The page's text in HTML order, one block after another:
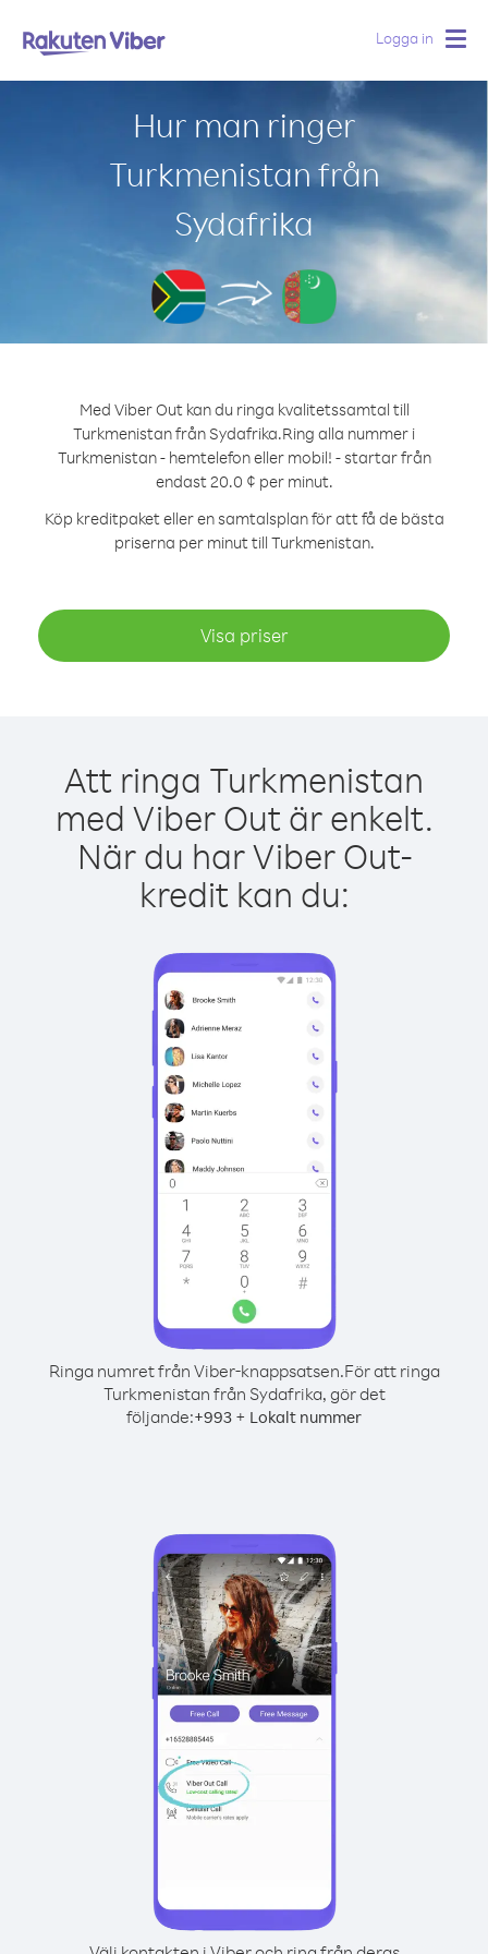
Logga in
Hur man ringer
Turkmenistan från
Sydafrika
Med Viber Out kan du ringa kvalitetssamtal till
Turkmenistan från Sydafrika.Ring alla nummer i
Turkmenistan - hemtelefon eller mobil! - startar från
endast 20.0 ¢ per minut.
Köp kreditpaket eller en samtalsplan för att få de bästa
priserna per minut till Turkmenistan.
Visa priser
Att ringa Turkmenistan
med Viber Out är enkelt.
När du har Viber Out-
kredit kan du:
Ringa numret från Viber-knappsatsen.För att ringa
Turkmenistan från Sydafrika, gör det
följande:+993 + Lokalt nummer